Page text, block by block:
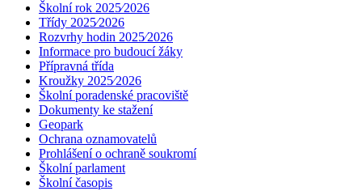
Školní rok 2025⁄2026
Třídy 2025⁄2026
Rozvrhy hodin 2025⁄2026
Informace pro budoucí žáky
Přípravná třída
Kroužky 2025⁄2026
Školní poradenské pracoviště
Dokumenty ke stažení
Geopark
Ochrana oznamovatelů
Prohlášení o ochraně soukromí
Školní parlament
Školní časopis